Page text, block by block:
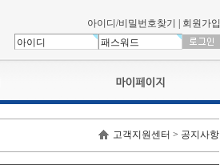
아이디/비밀번호찾기 회원가입
나의신청내역
교육영상강의실
고객지원센터 > 공지사항